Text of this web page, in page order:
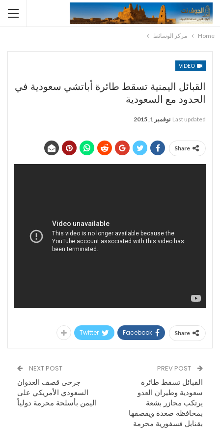
Home مركز الوسائط
القبائل اليمنية تسقط طائرة أباتشي سعودية في
الحدود مع السعودية
Last updated نوفمبر 1, 2015
Share
Share
Facebook
Twitter
القبائل تسقط طائرة
سعودية وطيران العدو
يرتكب مجازر بشعة
بمحافظة صعدة ويقصفها
بقنابل فسفورية محرمة
NEXT POST
جرحى قصف العدوان
السعودي الأمريكي على
اليمن بأسلحة محرمة دولياً